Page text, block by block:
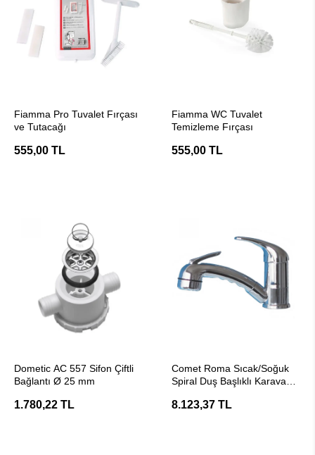
Fiamma Pro Tuvalet Fırçası
ve Tutacağı
555,00 TL
Fiamma WC Tuvalet
Temizleme Fırçası
555,00 TL
Dometic AC 557 Sifon Çiftli
Bağlantı Ø 25 mm
1.780,22 TL
Comet Roma Sıcak/Soğuk
Spiral Duş Başlıklı Karavan
8.123,37 TL